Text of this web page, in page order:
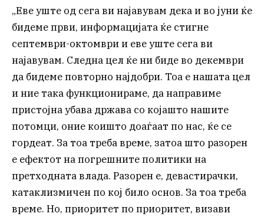
„Еве уште од сега ви најавувам дека и во јуни ќе
бидеме први, информацијата ќе стигне
септември-октомври и еве уште сега ви
најавувам. Следна цел ќе ни биде во декември
да бидеме повторно најдобри. Тоа е нашата цел
и ние така функционираме, да направиме
пристојна убава држава со којашто нашите
потомци, оние коишто доаѓаат по нас, ќе се
гордеат. За тоа треба време, затоа што разорен
е ефектот на погрешните политики на
претходната влада. Разорен е, девастирачки,
катаклизмичен по кој било основ. За тоа треба
време. Но, приоритет по приоритет, визави